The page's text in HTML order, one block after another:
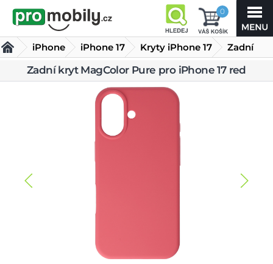
0
iPhone iPhone 17 Kryty iPhone 17
Zadní
kryt
MagColor Pure pro iPhone 17 red
Zadní kryt MagColor Pure pro iPhone 17 red